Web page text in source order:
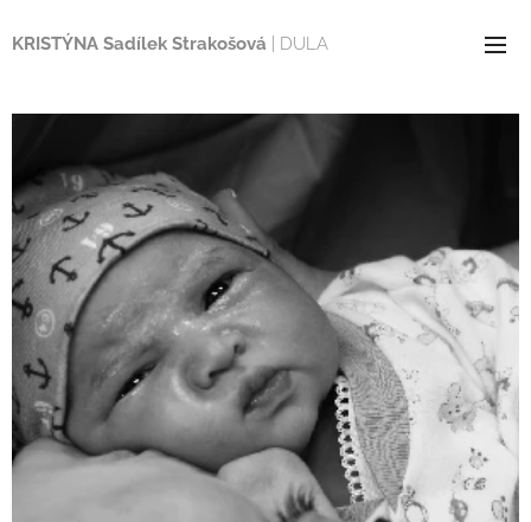
KRISTÝNA Sadílek Strakošová | DULA